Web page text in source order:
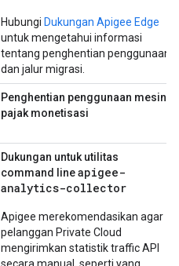
Hubungi Dukungan Apigee Edge
untuk mengetahui informasi
tentang penghentian penggunaan
dan jalur migrasi.
Penghentian penggunaan mesin
pajak monetisasi
Dukungan untuk utilitas
command lineapigee-
analytics-collector
Apigee merekomendasikan agar
pelanggan Private Cloud
mengirimkan statistik traffic API